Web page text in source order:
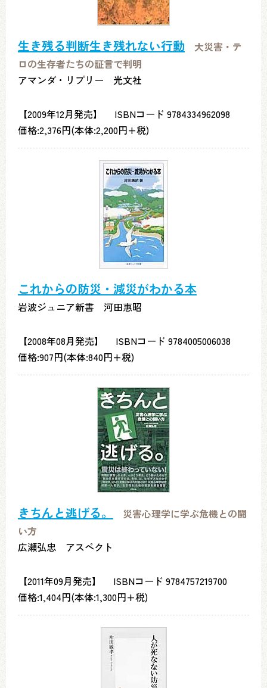
生き残る判断生き残れない行動
大災害・テ
ロの生存者たちの証言で判明
アマンダ・リプリー 光文社
【2009年12月発売】 ISBNコード 9784334962098
価格:2,376円(本体:2,200円+税)
これからの防災・減災がわかる本
岩波ジュニア新書 河田惠昭
【2008年08月発売】 ISBNコード 9784005006038
価格:907円(本体:840円+税)
きちんと逃げる。
災害心理学に学ぶ危機との闘
い方
広瀬弘忠 アスペクト
【2011年09月発売】 ISBNコード 9784757219700
価格:1,404円(本体:1,300円+税)